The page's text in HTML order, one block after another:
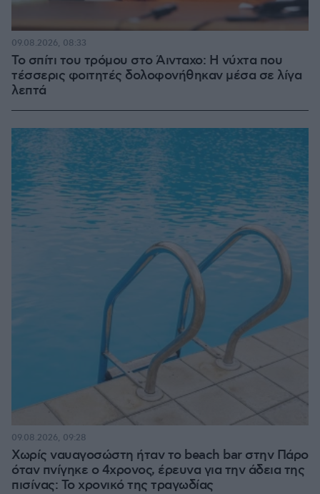
Το σπίτι του τρόμου στο Άινταχο: Η νύχτα που
τέσσερις φοιτητές δολοφονήθηκαν μέσα σε λίγα
λεπτά
09.08.2026, 08:33
Χωρίς ναυαγοσώστη ήταν το beach bar στην Πάρο
όταν πνίγηκε ο 4χρονος, έρευνα για την άδεια της
πισίνας: Το χρονικό της τραγωδίας
09.08.2026, 09:28